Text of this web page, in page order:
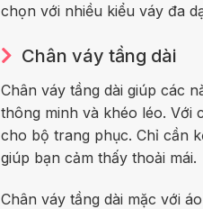
chọn với nhiều kiểu váy đa
Chân váy tầng dài
Chân váy tầng dài giúp các
thông minh và khéo léo. Với
cho bộ trang phục. Chỉ cần
giúp bạn cảm thấy thoải mái.
Chân váy tầng dài mặc với